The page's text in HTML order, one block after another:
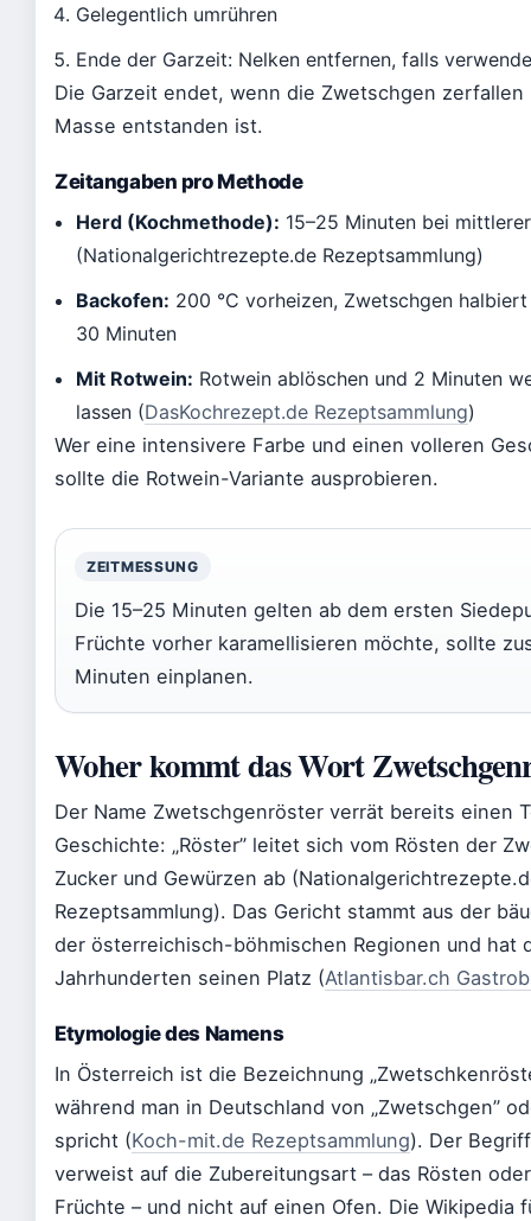
Gelegentlich umrühren
Ende der Garzeit: Nelken entfernen, falls
Die Garzeit endet, wenn die Zwetschgen zerfallen
Masse entstanden ist.
Zeitangaben pro Methode
Herd (Kochmethode): 15–25 Minuten bei
(Nationalgerichtrezepte.de Rezeptsammlung)
Backofen: 200 °C vorheizen, Zwetschgen
30 Minuten
Mit Rotwein: Rotwein ablöschen und 2 Minuten
lassen (DasKochrezept.de Rezeptsammlung)
Wer eine intensivere Farbe und einen volleren
sollte die Rotwein-Variante ausprobieren.
ZEITMESSUNG
Die 15–25 Minuten gelten ab dem ersten
Früchte vorher karamellisieren möchte, sollte
Minuten einplanen.
Woher kommt das Wort
Der Name Zwetschgenröster verrät bereits einen
Geschichte: „Röster” leitet sich vom Rösten der
Zucker und Gewürzen ab
Rezeptsammlung). Das Gericht stammt aus der
der österreichisch-böhmischen Regionen und hat
Jahrhunderten seinen Platz (Atlantisbar.ch
Etymologie des Namens
In Österreich ist die Bezeichnung
während man in Deutschland von „Zwetschgen”
spricht (Koch-mit.de Rezeptsammlung). Der Begriff
verweist auf die Zubereitungsart – das Rösten
Früchte – und nicht auf einen Ofen. Die Wikipedia